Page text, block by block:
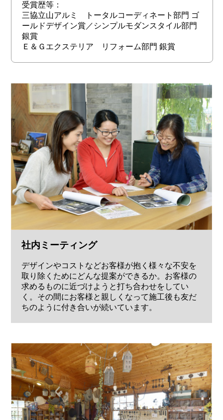
受賞歴等：
三協立山アルミ トータルコーディネート部門 ゴ
ールドデザイン賞／シンプルモダンスタイル部門
銀賞
Ｅ＆Ｇエクステリア リフォーム部門 銀賞
社内ミーティング
デザインやコストなどお客様が抱く様々な不安を
取り除くためにどんな提案ができるか。お客様の
求めるものに近づけようと打ち合わせをしてい
く。その間にお客様と親しくなって施工後も友だ
ちのように付き合いが続いています。